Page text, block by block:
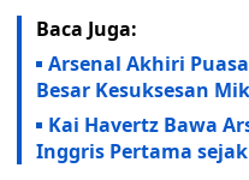
Baca Juga:
Arsenal Akhiri
Besar Kesuksesan
Kai Havertz Bawa
Inggris Pertama sejak